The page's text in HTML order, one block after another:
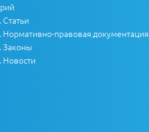
Нормативно-правовая документация
Законы
Новости